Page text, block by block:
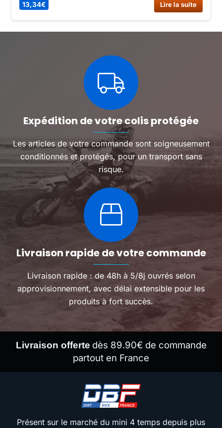
13,34€ Lire la suite
Expédition de votre colis protégée
Les articles de votre commande sont soigneusement
conditionnés et protégés, pour un transport sans
risque.
Livraison rapide de votre commande
Livraison rapide : de 48h à 5/8j ouvrés selon
approvisionnement, avec délai extensible pour les
produits à fort succès.
Livraison offerte dès 89.90€ de commande
partout en France
Présent sur le marché du mini 4 temps depuis plus